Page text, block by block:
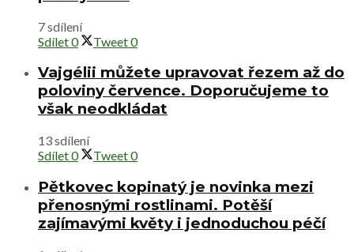
7 sdílení
Sdílet0 Tweet0
Vajgélii můžete upravovat řezem až do
poloviny července. Doporučujeme to
však neodkládat
13 sdílení
Sdílet0 Tweet0
Pětkovec kopinatý je novinka mezi
přenosnými rostlinami. Potěší
zajímavými květy i jednoduchou péčí